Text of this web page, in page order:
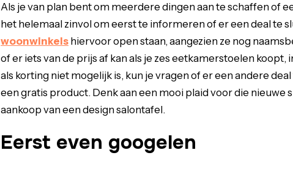
Als je van plan bent om meerdere dingen aan te schaffen of
het helemaal zinvol om eerst te informeren of er een deal te
woonwinkels hiervoor open staan, aangezien ze nog
of er iets van de prijs af kan als je zes eetkamerstoelen koopt,
als korting niet mogelijk is, kun je vragen of er een andere
een gratis product. Denk aan een mooi plaid voor die nieuwe
aankoop van een design salontafel.
Eerst even googelen